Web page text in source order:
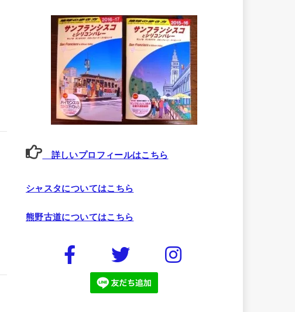
詳しいプロフィールはこちら
シャスタについてはこちら
熊野古道についてはこちら